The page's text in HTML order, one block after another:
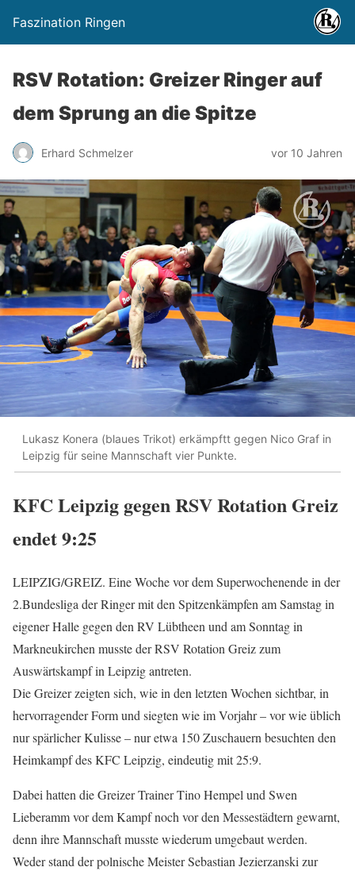
Faszination Ringen
RSV Rotation: Greizer Ringer auf
dem Sprung an die Spitze
Erhard Schmelzer vor 10 Jahren
Lukasz Konera (blaues Trikot) erkämpftt gegen Nico Graf in
Leipzig für seine Mannschaft vier Punkte.
KFC Leipzig gegen RSV Rotation Greiz
endet 9:25
LEIPZIG/GREIZ. Eine Woche vor dem Superwochenende in der
2.Bundesliga der Ringer mit den Spitzenkämpfen am Samstag in
eigener Halle gegen den RV Lübtheen und am Sonntag in
Markneukirchen musste der RSV Rotation Greiz zum
Auswärtskampf in Leipzig antreten.
Die Greizer zeigten sich, wie in den letzten Wochen sichtbar, in
hervorragender Form und siegten wie im Vorjahr – vor wie üblich
nur spärlicher Kulisse – nur etwa 150 Zuschauern besuchten den
Heimkampf des KFC Leipzig, eindeutig mit 25:9.
Dabei hatten die Greizer Trainer Tino Hempel und Swen
Lieberamm vor dem Kampf noch vor den Messestädtern gewarnt,
denn ihre Mannschaft musste wiederum umgebaut werden.
Weder stand der polnische Meister Sebastian Jezierzanski zur